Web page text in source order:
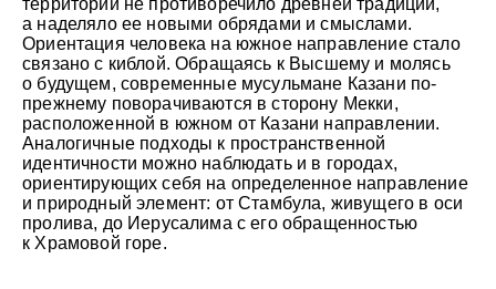
а наделяло ее новыми обрядами и смыслами.
Ориентация человека на южное направление стало
связано с киблой. Обращаясь к Высшему и молясь
о будущем, современные мусульмане Казани по-
прежнему поворачиваются в сторону Мекки,
расположенной в южном от Казани направлении.
Аналогичные подходы к пространственной
идентичности можно наблюдать и в городах,
ориентирующих себя на определенное направление
и природный элемент: от Стамбула, живущего в оси
пролива, до Иерусалима с его обращенностью
к Храмовой горе.